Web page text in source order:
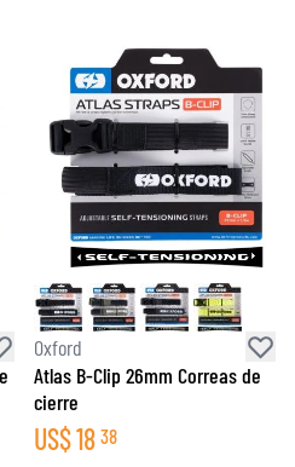
Oxford
Atlas B-Clip 26mm Correas de
cierre
US$18 38